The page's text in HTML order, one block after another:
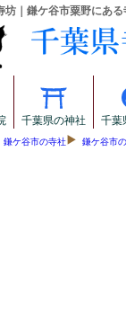
坊｜鎌ケ谷市粟野にある
千葉県の神社 千葉
鎌ケ谷市の寺社 鎌ケ谷市